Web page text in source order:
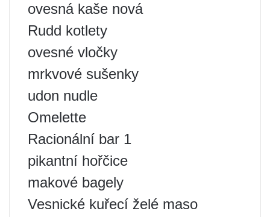
ovesná kaše nová
Rudd kotlety
ovesné vločky
mrkvové sušenky
udon nudle
Omelette
Racionální bar 1
pikantní hořčice
makové bagely
Vesnické kuřecí želé maso